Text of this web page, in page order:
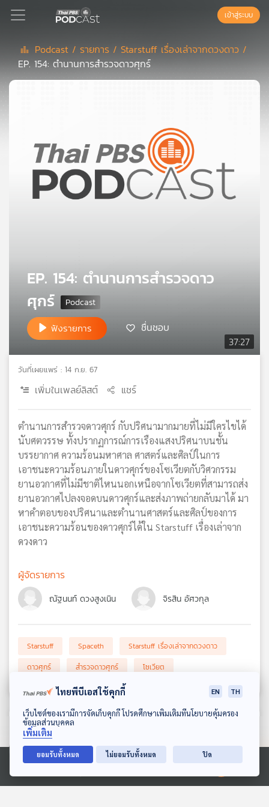
Podcast
เพลง
บทความ
และ
กิจกรรม
เกี่ยว
กับ
เรา
วิทยุ
ไทย
แผนที่
วิทยุ
ข่าย
ดาวน์โหลด Thai PBS Podcast Application
Ⓒ 2020 องค์การกระจายเสียงและแพร่ภาพสาธารณะแห่งประเทศไทย
เข้าสู่ระบบ
Podcast / รายการ / Starstuff เรื่องเล่าจากดวงดาว /
EP. 154: ตำนานการสำรวจดาวศุกร์
37:27
EP. 154: ตำนานการสำรวจดาว
ศุกร์
ฟังรายการ ชื่นชอบ
วันที่เผยแพร่ : 14 ก.ย. 67
เพิ่มในเพลย์ลิสต์ แชร์
ตำนานการสำรวจดาวศุกร์ กับปริศนามากมายที่ไม่มีใครไขได้
นับศตวรรษ ทั้งปรากฏการณ์การเรืองแสงปริศนาบนชั้น
บรรยากาศ ความร้อนมหาศาล ศาสตร์และศิลป์ในการ
เอาชนะความร้อนภายในดาวศุกร์ของโซเวียตกับวิศวกรรม
ยานอวกาศที่ไม่มีชาติไหนนอกเหนือจากโซเวียตที่สามารถส่ง
ยานอวกาศไปลงจอดบนดาวศุกร์และส่งภาพถ่ายกลับมาได้ มา
หาคำตอบของปริศนาและตำนานศาสตร์และศิลป์ของการ
เอาชนะความร้อนของดาวศุกร์ได้ใน Starstuff เรื่องเล่าจาก
ดวงดาว
ผู้จัดรายการ
ณัฐนนท์ ดวงสูงเนิน จิรสิน อัศวกุล
Starstuff Spaceth
Starstuff เรื่องเล่าจากดวงดาว
ดาวศุกร์
สำรวจดาวศุกร์ โซเวียต
ความคิดเห็น ( )
ยกเลิก ส่งความคิดเห็น
ไทยพีบีเอสใช้คุกกี้ EN TH
เว็บไซต์ของเรามีการจัดเก็บคุกกี้ โปรดศึกษาเพิ่มเติมที่นโยบายคุ้มครอง
ข้อมูลส่วนบุคคล
เพิ่มเติม
ยอมรับทั้งหมด ไม่ยอมรับทั้งหมด ปิด